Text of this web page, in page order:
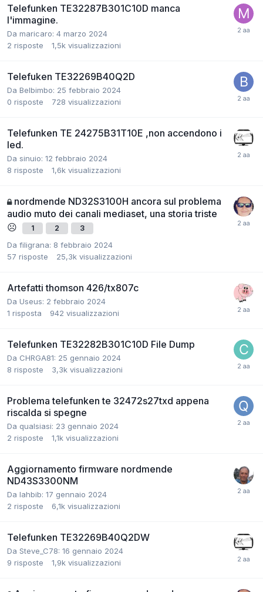
Telefunken TE32287B301C10D manca
l'immagine.
Da maricaro: 4 marzo 2024
2 risposte 1,5k visualizzazioni
Telefuken TE32269B40Q2D
Da Belbimbo: 25 febbraio 2024
0 risposte 728 visualizzazioni
Telefunken TE 24275B31T10E ,non accendono i
led.
Da sinuio: 12 febbraio 2024
8 risposte 1,6k visualizzazioni
nordmende ND32S3100H ancora sul problema
audio muto dei canali mediaset, una storia triste
☹️
1 2 3
Da filigrana: 8 febbraio 2024
57 risposte 25,3k visualizzazioni
Artefatti thomson 426/tx807c
Da Useus: 2 febbraio 2024
1 risposta 942 visualizzazioni
Telefunken TE32282B301C10D File Dump
Da CHRGA81: 25 gennaio 2024
8 risposte 3,3k visualizzazioni
Problema telefunken te 32472s27txd appena
riscalda si spegne
Da qualsiasi: 23 gennaio 2024
2 risposte 1,1k visualizzazioni
Aggiornamento firmware nordmende
ND43S3300NM
Da lahbib: 17 gennaio 2024
2 risposte 6,1k visualizzazioni
Telefunken TE32269B40Q2DW
Da Steve_C78: 16 gennaio 2024
9 risposte 1,9k visualizzazioni